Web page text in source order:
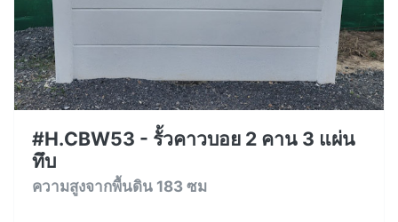
#H.CBW53 - รั้วคาวบอย 2 คาน 3 แผ่น
ทึบ
ความสูงจากพื้นดิน 183 ซม